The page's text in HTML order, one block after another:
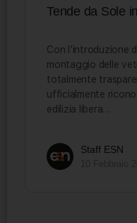
Tende da Sole
Con l’introduzione
montaggio delle
totalmente
ufficialmente
edilizia libera…
Staff ESN